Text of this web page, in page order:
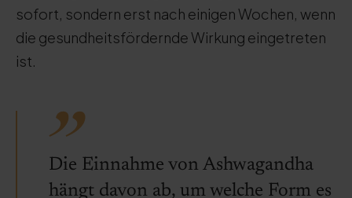
sofort, sondern erst nach einigen Wochen, wenn
die gesundheitsfördernde Wirkung eingetreten
ist.
Die Einnahme von Ashwagandha
hängt davon ab, um welche Form es